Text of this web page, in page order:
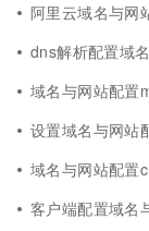
阿里云域名与网
dns解析配置域
域名与网站配置
设置域名与网站
域名与网站配置
客户端配置域名